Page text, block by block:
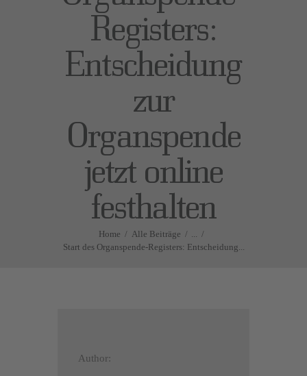
Registers:
Entscheidung
zur
Organspende
jetzt online
festhalten
Home Alle Beiträge
...
Start des Organspende-Registers: Entscheidung...
KONTAKT
Author: